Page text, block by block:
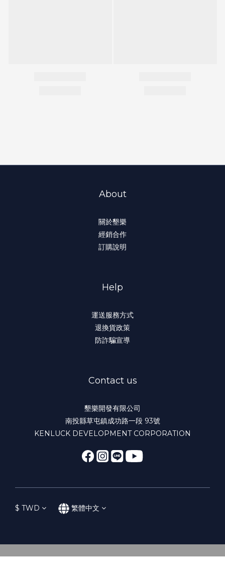
About
關於墾樂
經銷合作
訂購說明
Help
運送服務方式
退換貨政策
防詐騙宣導
Contact us
墾樂開發有限公司
南投縣草屯鎮成功路一段 93號
KENLUCK DEVELOPMENT CORPORATION
$ TWD 繁體中文